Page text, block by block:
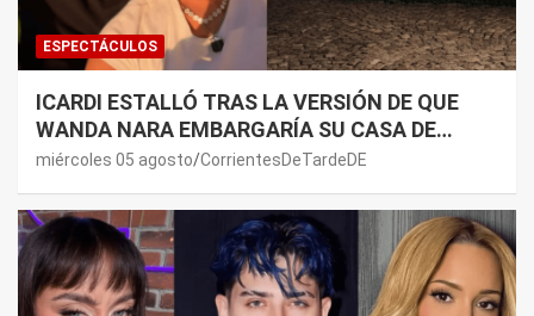
ESPECTÁCULOS
ICARDI ESTALLÓ TRAS LA VERSIÓN DE QUE
WANDA NARA EMBARGARÍA SU CASA DE
NORDELTA: “NECESITAN RASCAR DE ALGÚN
miércoles 05 agosto CorrientesDeTardeDE